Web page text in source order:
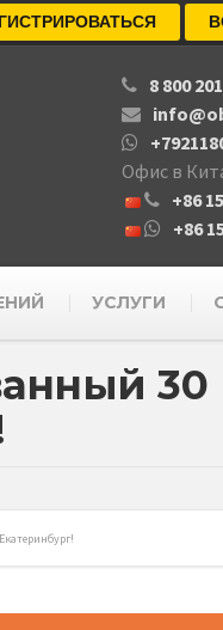
8 800
Офис в
+86
+86
УСЛУГИ